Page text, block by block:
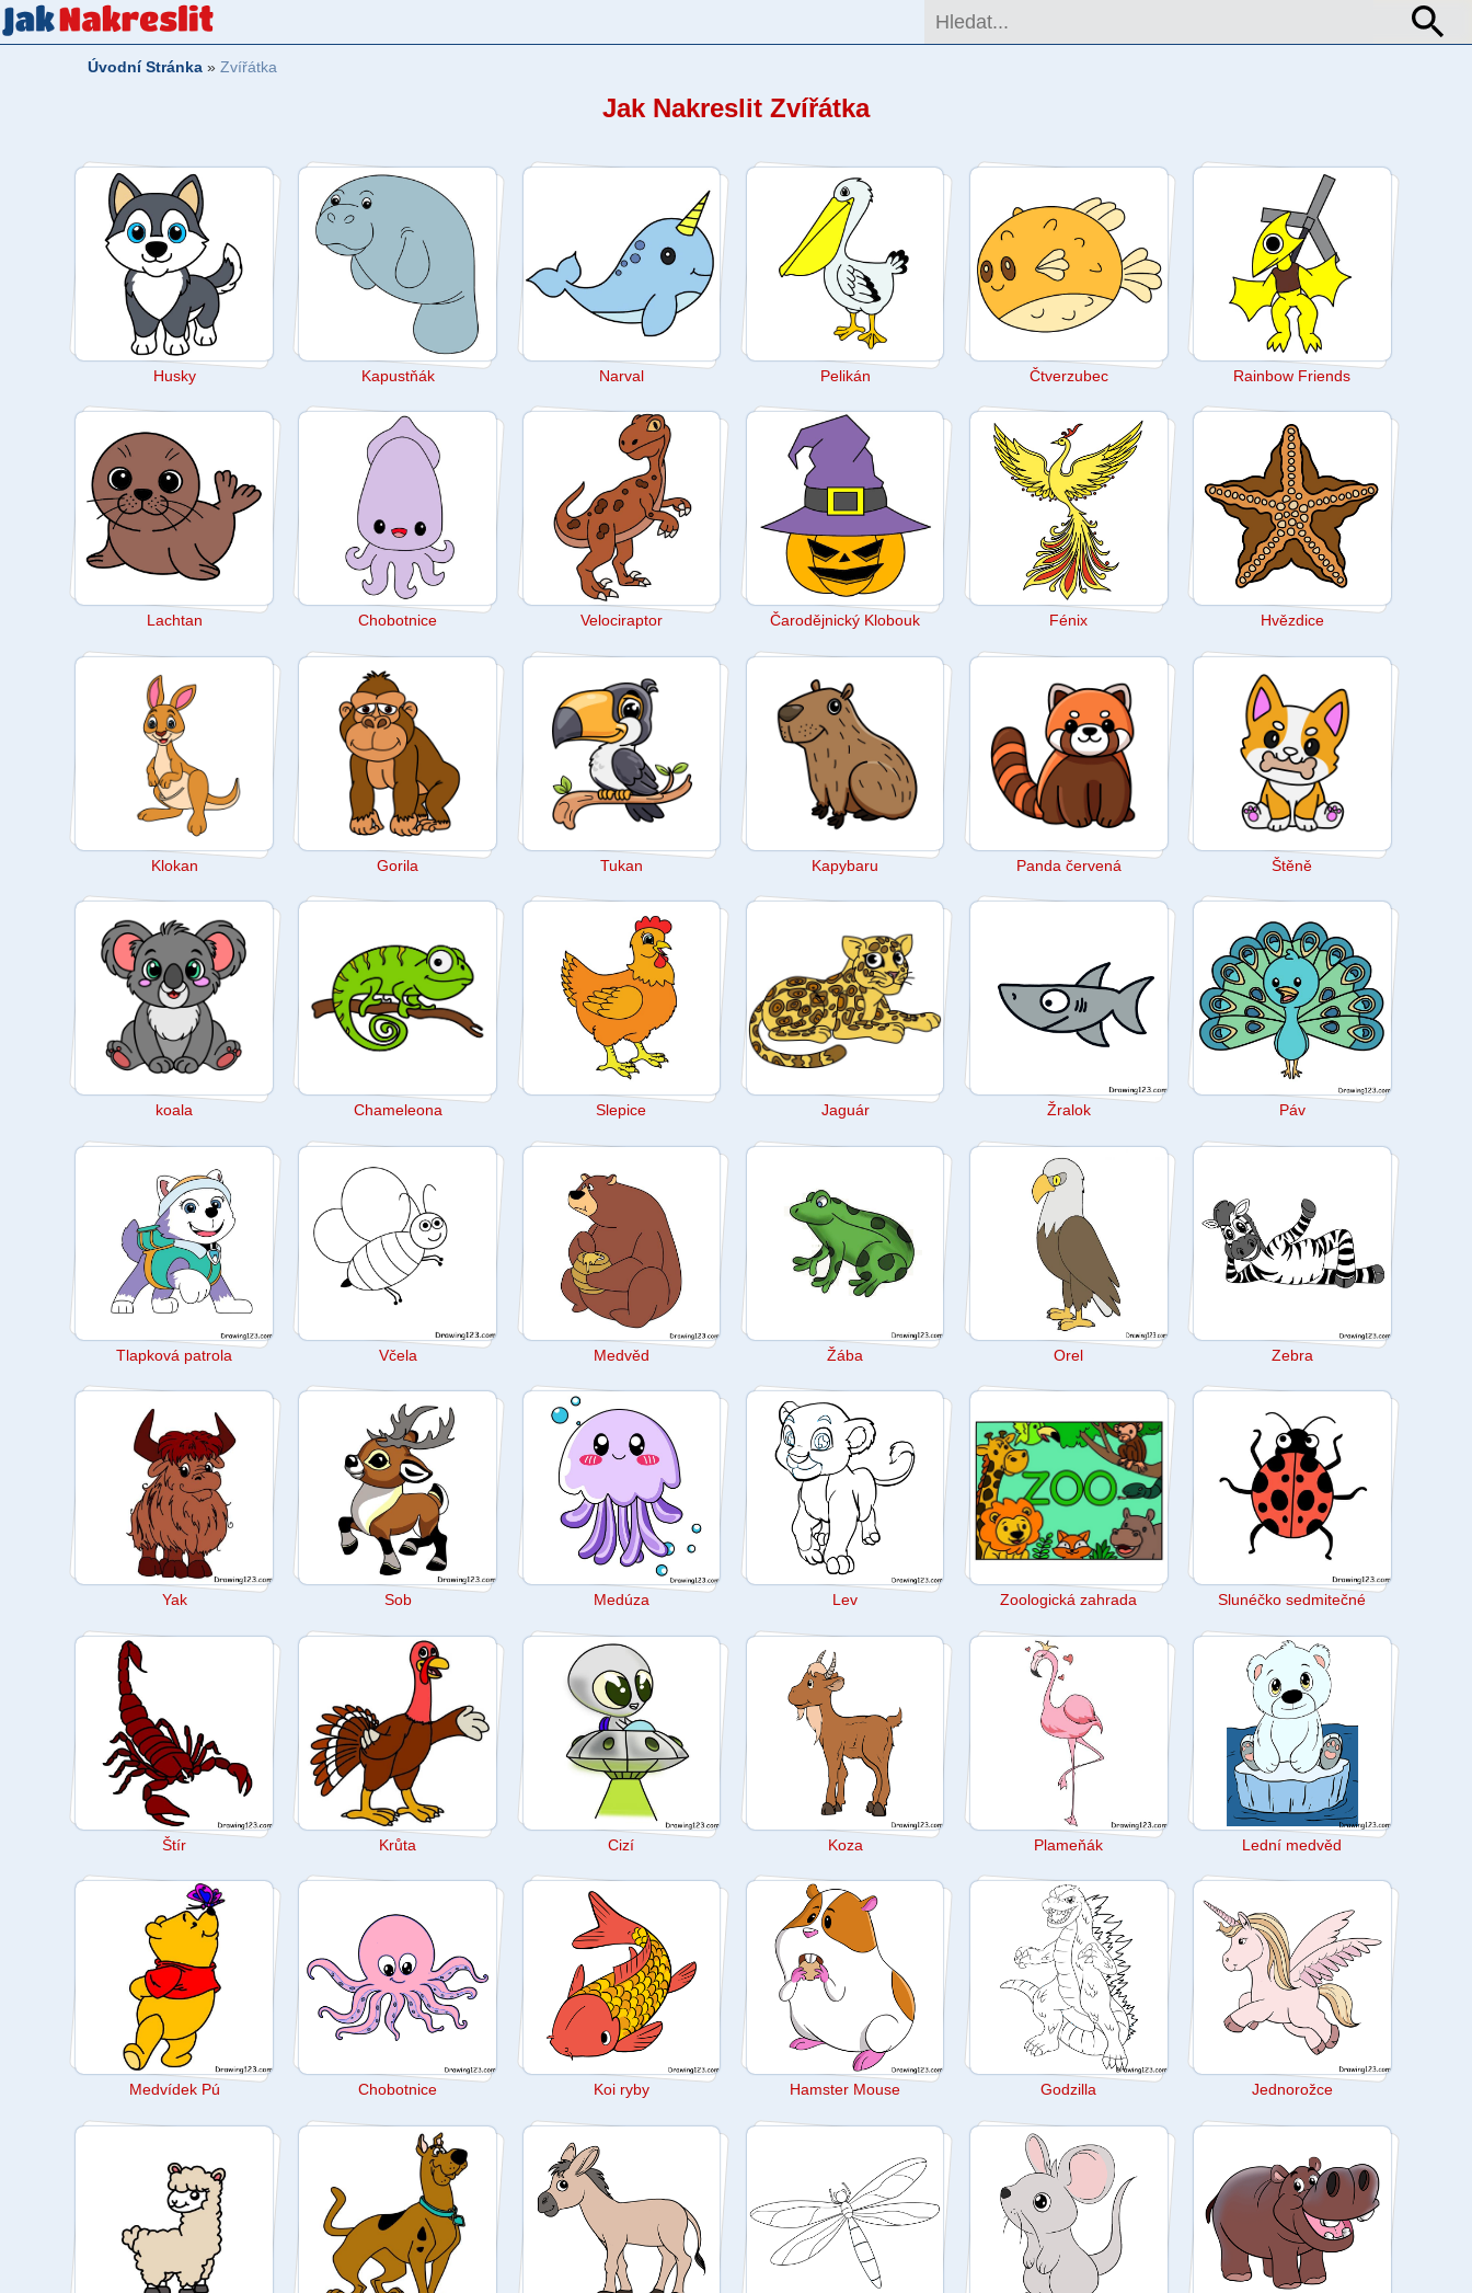
Úvodní Stránka » Zvířátka
Jak Nakreslit Zvířátka
Husky Kapustňák Narval Pelikán Čtverzubec Rainbow Friends
Lachtan Chobotnice Velociraptor Čarodějnický Klobouk Fénix Hvězdice
Klokan Gorila Tukan Kapybaru Panda červená Štěně
koala Chameleona Slepice Jaguár Žralok Páv
Tlapková patrola Včela Medvěd Žába Orel Zebra
Yak Sob Medúza Lev Zoologická zahrada Slunéčko sedmitečné
Štír Krůta Cizí Koza Plameňák Lední medvěd
Medvídek Pú Chobotnice Koi ryby Hamster Mouse Godzilla Jednorožce